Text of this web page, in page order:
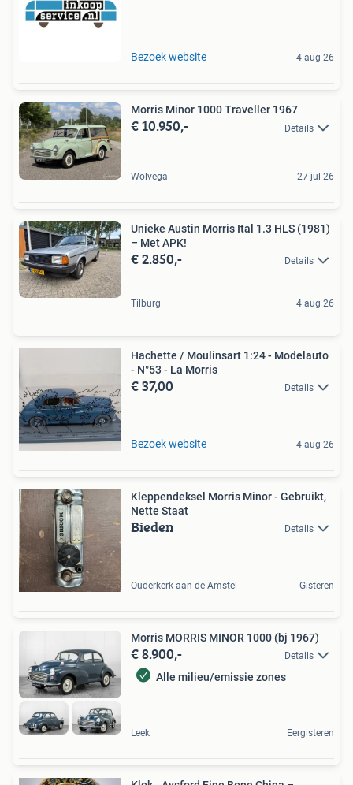
Bezoek website 4 aug 26
Morris Minor 1000 Traveller 1967
€ 10.950,- Details
Wolvega 27 jul 26
Unieke Austin Morris Ital 1.3 HLS (1981)
– Met APK!
€ 2.850,- Details
Tilburg 4 aug 26
Hachette / Moulinsart 1:24 - Modelauto
- N°53 - La Morris
€ 37,00 Details
Bezoek website 4 aug 26
Kleppendeksel Morris Minor - Gebruikt,
Nette Staat
Bieden Details
Ouderkerk aan de Amstel Gisteren
Morris MORRIS MINOR 1000 (bj 1967)
€ 8.900,- Details
Alle milieu/emissie zones
Leek Eergisteren